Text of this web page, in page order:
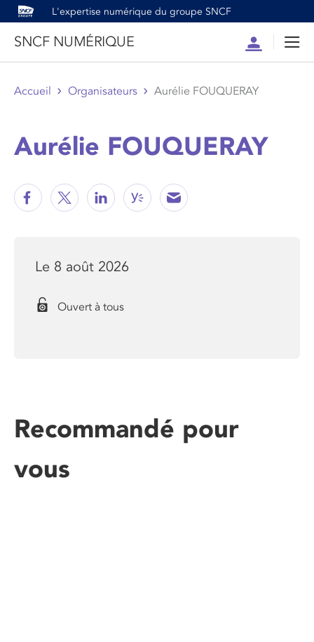
L'expertise numérique du groupe SNCF
SNCF NUMÉRIQUE
Compte
Accueil Organisateurs Aurélie FOUQUERAY
Aurélie FOUQUERAY
Le 8 août 2026
Ouvert à tous
Recommandé pour
vous